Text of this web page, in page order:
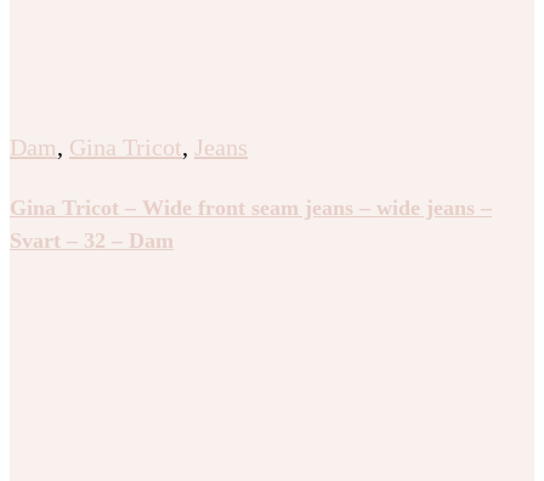
Dam, Gina Tricot, Jeans
Gina Tricot – Wide front seam jeans – wide jeans –
Svart – 32 – Dam